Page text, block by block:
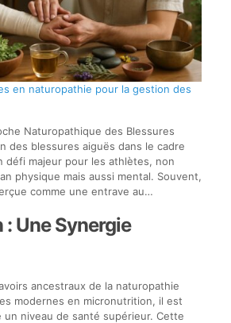
en naturopathie pour la gestion des
Naturopathique des Blessures
des blessures aiguës dans le cadre
défi majeur pour les athlètes, non
physique mais aussi mental. Souvent,
comme une entrave au…
Une Synergie
ancestraux de la naturopathie
modernes en micronutrition, il est
un niveau de santé supérieur. Cette